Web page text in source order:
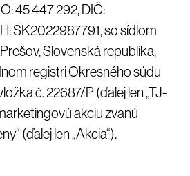
45 447 292, DIČ:
SK2022987791, so sídlom
Slovenská republika,
registri Okresného súdu
č. 22687/P (ďalej len „TJ-
akciu zvanú
(ďalej len „Akcia“).